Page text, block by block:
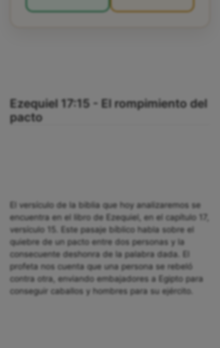
Ezequiel 17:15 - El rompimiento del
pacto
El versículo de la biblia que hoy analizaremos se
encuentra en el libro de Ezequiel, en el capítulo 17,
versículo 15. Este pasaje bíblico habla sobre el
quiebre de un pacto entre dos personas y la
consecuente deshonra de la palabra dada. El
profeta nos cuenta que una persona se rebeló
contra otra, enviando embajadores a Egipto para
conseguir caballos y hombres para su ejército.